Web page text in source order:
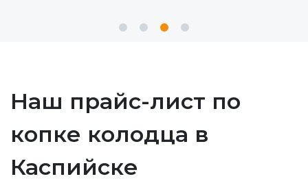
Наш прайс-лист по
копке колодца в
Каспийске